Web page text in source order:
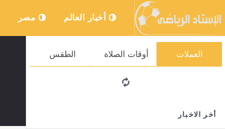
أخبار العالم مصر
العملات أوقات الصلاة الطقس
أخر الاخبار